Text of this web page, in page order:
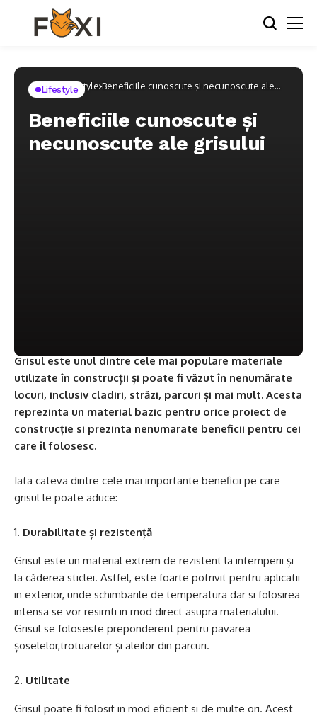
Home Lifestyle Beneficiile cunoscute și necunoscute ale
Lifestyle
Beneficiile cunoscute și
necunoscute ale grisului
Grisul este unul dintre cele mai populare materiale
utilizate în construcții și poate fi văzut în nenumărate
locuri, inclusiv cladiri, străzi, parcuri și mai mult. Acesta
reprezinta un material bazic pentru orice proiect de
construcție si prezinta nenumarate beneficii pentru cei
care îl folosesc.
Iata cateva dintre cele mai importante beneficii pe care
grisul le poate aduce:
Durabilitate și rezistență
Grisul este un material extrem de rezistent la intemperii și
la căderea sticlei. Astfel, este foarte potrivit pentru aplicatii
in exterior, unde schimbarile de temperatura dar si folosirea
intensa se vor resimti in mod direct asupra materialului.
Grisul se foloseste preponderent pentru pavarea
șoselelor,trotuarelor și aleilor din parcuri.
Utilitate
Grisul poate fi folosit in mod eficient si de multe ori. Acest